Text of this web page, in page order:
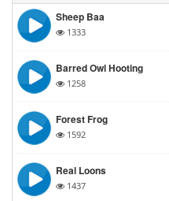
Sheep Baa
1333
Barred Owl Hooting
1258
Forest Frog
1592
Real Loons
1437